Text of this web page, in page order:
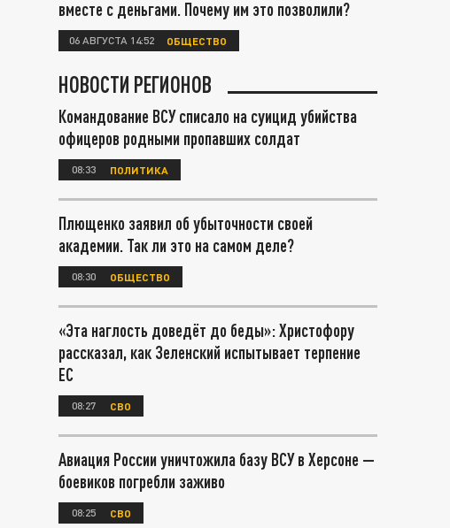
вместе с деньгами. Почему им это позволили?
06 АВГУСТА 14:52 ОБЩЕСТВО
НОВОСТИ РЕГИОНОВ
Командование ВСУ списало на суицид убийства
офицеров родными пропавших солдат
08:33 ПОЛИТИКА
Плющенко заявил об убыточности своей
академии. Так ли это на самом деле?
08:30 ОБЩЕСТВО
«Эта наглость доведёт до беды»: Христофору
рассказал, как Зеленский испытывает терпение
ЕС
08:27 СВО
Авиация России уничтожила базу ВСУ в Херсоне —
боевиков погребли заживо
08:25 СВО